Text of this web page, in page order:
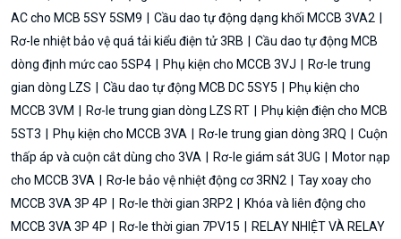
AC cho MCB 5SY 5SM9
Cầu dao tự động dạng khối MCCB 3VA2
Rơ-le nhiệt bảo vệ quá tải kiểu điện tử 3RB
Cầu dao tự động MCB
dòng định mức cao 5SP4
Phụ kiện cho MCCB 3VJ
Rơ-le trung
gian dòng LZS
Cầu dao tự động MCB DC 5SY5
Phụ kiện cho
MCCB 3VM
Rơ-le trung gian dòng LZS RT
Phụ kiện điện cho MCB
5ST3
Phụ kiện cho MCCB 3VA Rơ-le trung gian dòng 3RQ
Cuộn
thấp áp và cuộn cắt dùng cho 3VA
Rơ-le giám sát 3UG
Motor nạp
cho MCCB 3VA
Rơ-le bảo vệ nhiệt động cơ 3RN2
Tay xoay cho
MCCB 3VA 3P 4P
Rơ-le thời gian 3RP2
Khóa và liên động cho
MCCB 3VA 3P 4P
Rơ-le thời gian 7PV15
RELAY NHIỆT VÀ RELAY